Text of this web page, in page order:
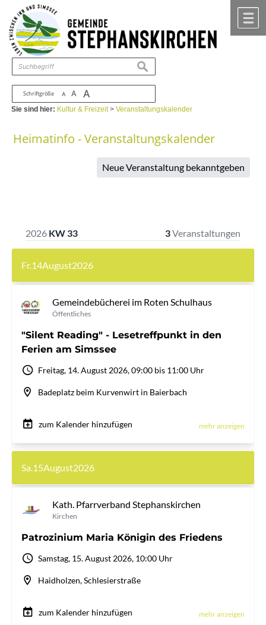
Zum Inhalt ,zur Navigation
Schriftgröße A A A
suchen
Sie sind hier: Kultur & Freizeit>Veranstaltungskalender
Heimatinfo - Veranstaltungskalender